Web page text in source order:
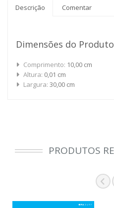
Descrição Comentar
Dimensões do Produto
Comprimento: 10,00 cm
Altura: 0,01 cm
Largura: 30,00 cm
PRODUTOS